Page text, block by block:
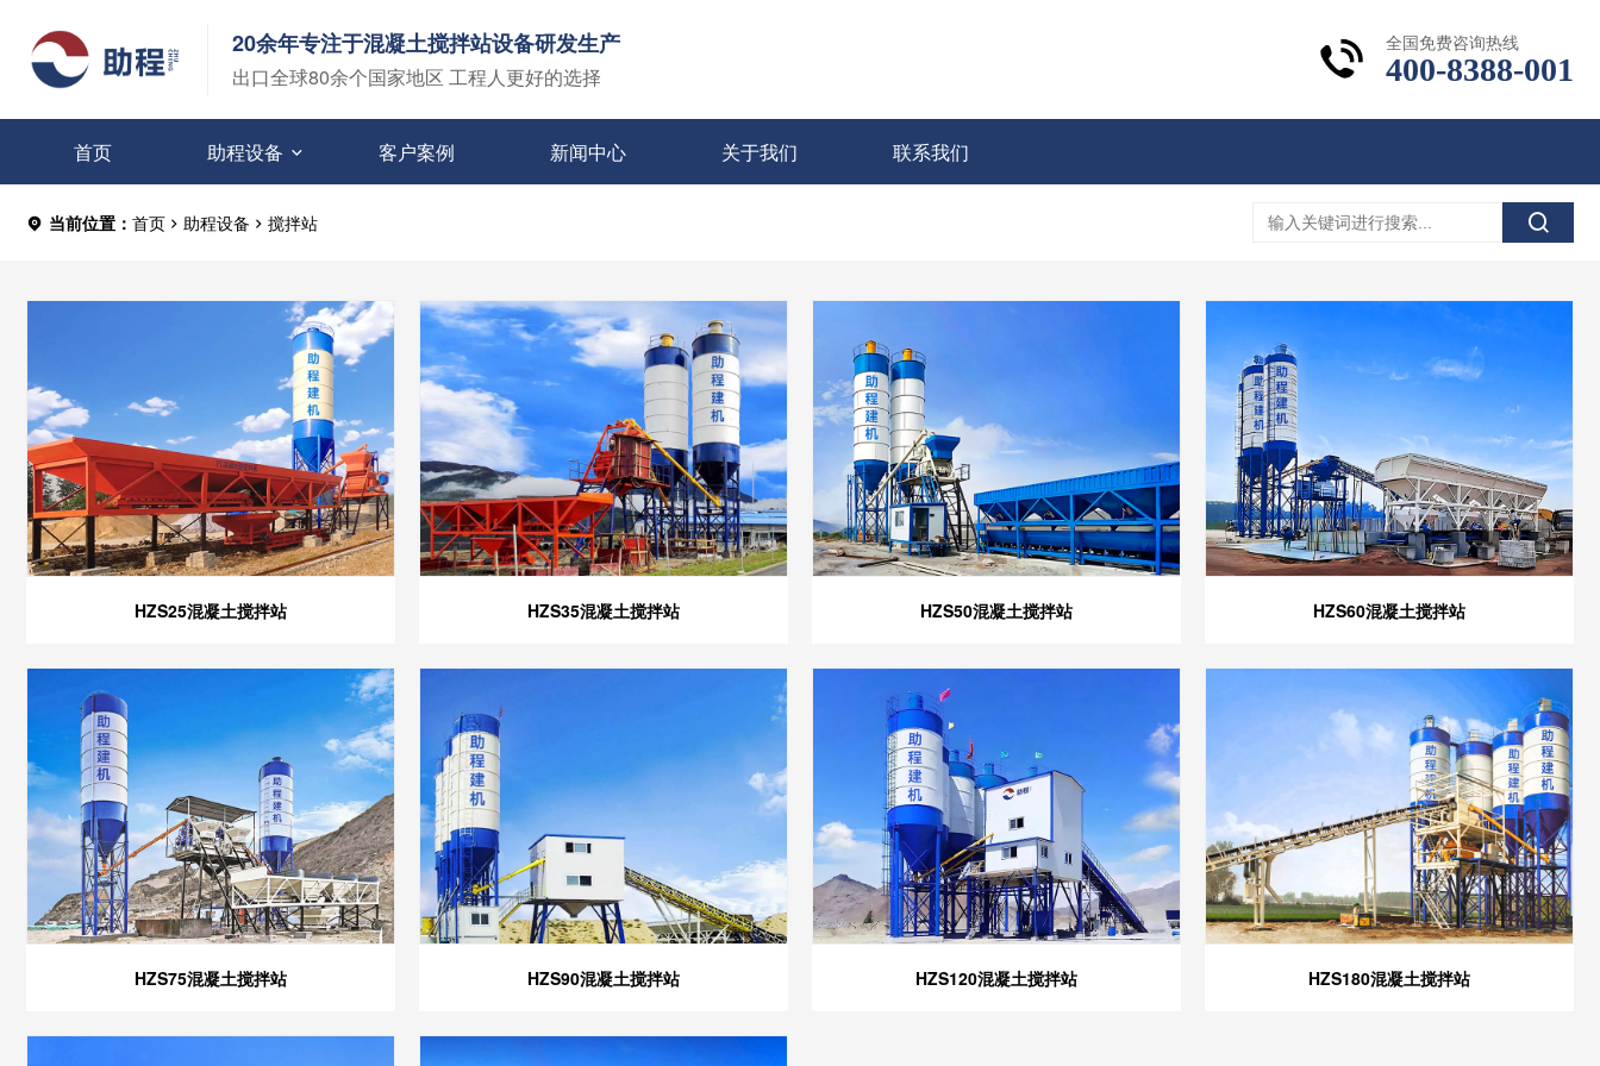
20余年专注于混凝土搅拌站设备研发生产
出口全球80余个国家地区 工程人更好的选择
全国免费咨询热线
400-8388-001
首页 助程设备 客户案例 新闻中心 关于我们 联系我们
当前位置： 首页 助程设备 搅拌站
HZS25混凝土搅拌站 HZS35混凝土搅拌站 HZS50混凝土搅拌站 HZS60混凝土搅拌站
HZS75混凝土搅拌站 HZS90混凝土搅拌站 HZS120混凝土搅拌站 HZS180混凝土搅拌站